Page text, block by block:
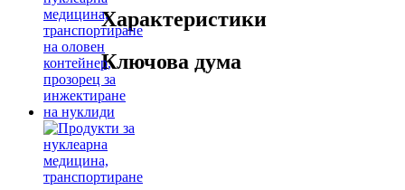
Характеристики
Ключова дума